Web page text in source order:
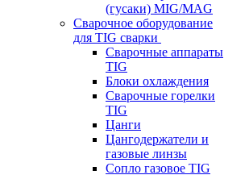
(гусаки) MIG/MAG
Сварочное оборудование
для TIG сварки
Сварочные аппараты
TIG
Блоки охлаждения
Сварочные горелки
TIG
Цанги
Цангодержатели и
газовые линзы
Сопло газовое TIG